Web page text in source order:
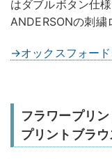
はダブルボタン仕
ANDERSONの刺繍
→オックスフォード
フラワープリ
プリントブラウ